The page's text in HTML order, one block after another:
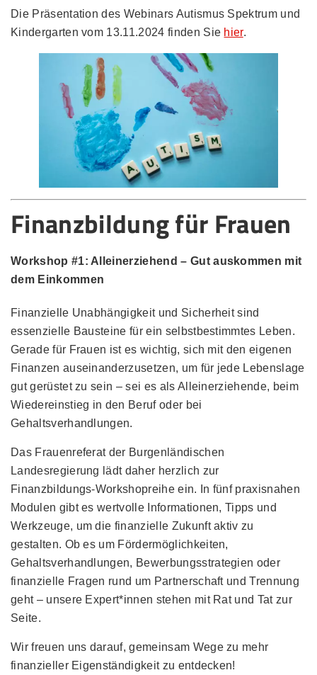
Die Präsentation des Webinars Autismus Spektrum und
Kindergarten vom 13.11.2024 finden Sie hier​​​​​​​.
Finanzbildung für Frauen
Workshop #1: Alleinerziehend – Gut auskommen mit
dem Einkommen
Finanzielle Unabhängigkeit und Sicherheit sind
essenzielle Bausteine für ein selbstbestimmtes Leben.
Gerade für Frauen ist es wichtig, sich mit den eigenen
Finanzen auseinanderzusetzen, um für jede Lebenslage
gut gerüstet zu sein – sei es als Alleinerziehende, beim
Wiedereinstieg in den Beruf oder bei
Gehaltsverhandlungen.
Das Frauenreferat der Burgenländischen
Landesregierung lädt daher herzlich zur
Finanzbildungs-Workshopreihe ein. In fünf praxisnahen
Modulen gibt es wertvolle Informationen, Tipps und
Werkzeuge, um die finanzielle Zukunft aktiv zu
gestalten. Ob es um Fördermöglichkeiten,
Gehaltsverhandlungen, Bewerbungsstrategien oder
finanzielle Fragen rund um Partnerschaft und Trennung
geht – unsere Expert*innen stehen mit Rat und Tat zur
Seite.
Wir freuen uns darauf, gemeinsam Wege zu mehr
finanzieller Eigenständigkeit zu entdecken!